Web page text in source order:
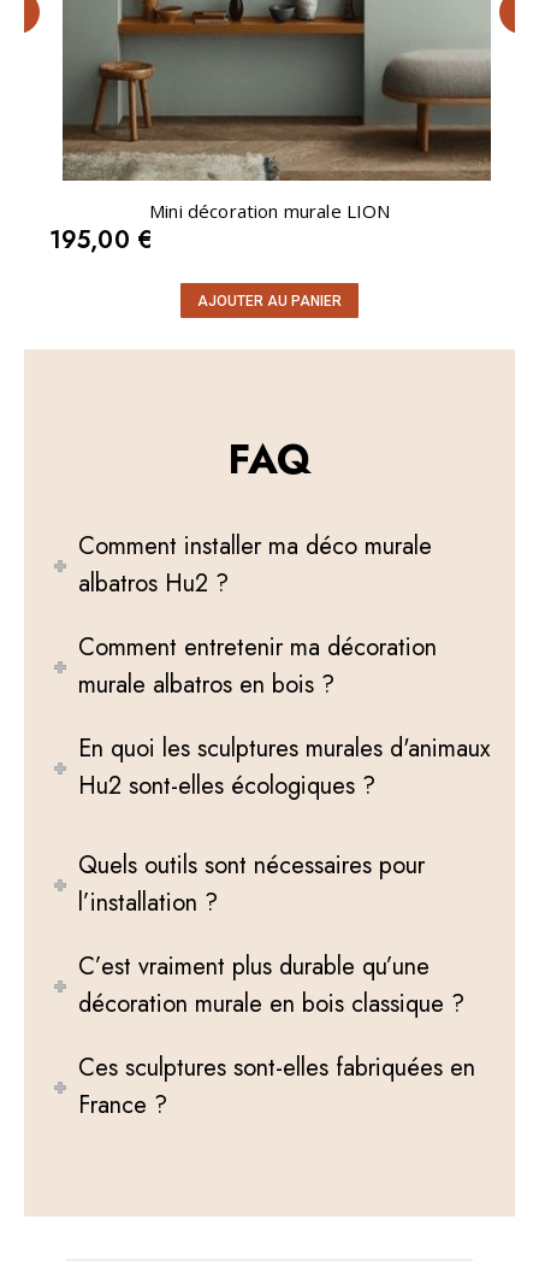
Mini décoration murale LION
195,00 €
AJOUTER AU PANIER
FAQ
Comment installer ma déco murale
albatros Hu2 ?
Comment entretenir ma décoration
murale albatros en bois ?
En quoi les sculptures murales d'animaux
Hu2 sont-elles écologiques ?
Quels outils sont nécessaires pour
l’installation ?
C’est vraiment plus durable qu’une
décoration murale en bois classique ?
Ces sculptures sont-elles fabriquées en
France ?